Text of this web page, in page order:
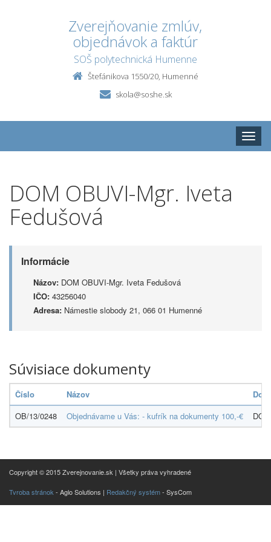
Zverejňovanie zmlúv,
objednávok a faktúr
SOŠ polytechnická Humenne
Štefánikova 1550/20, Humenné
skola@soshe.sk
Toggle
DOM OBUVI-Mgr. Iveta
Fedušová
Informácie
Názov: DOM OBUVI-Mgr. Iveta Fedušová
IČO: 43256040
Adresa: Námestie slobody 21, 066 01 Humenné
Súvisiace dokumenty
Číslo Názov
OB/13/0248
Objednávame u Vás: - kufrík na dokumenty 100,-€
Copyright © 2015 Zverejnovanie.sk | Všetky práva vyhradené
Tvroba stránok - Aglo Solutions | Redakčný systém- SysCom